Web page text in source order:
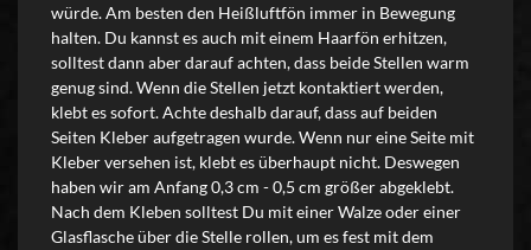
würde. Am besten den Heißluftfön immer in Bewegung
halten. Du kannst es auch mit einem Haarfön erhitzen,
solltest dann aber darauf achten, dass beide Stellen warm
genug sind. Wenn die Stellen jetzt kontaktiert werden,
klebt es sofort. Achte deshalb darauf, dass auf beiden
Seiten Kleber aufgetragen wurde. Wenn nur eine Seite mit
Kleber versehen ist, klebt es überhaupt nicht. Deswegen
haben wir am Anfang 0,3 cm - 0,5 cm größer abgeklebt.
Nach dem Kleben solltest Du mit einer Walze oder einer
Glasflasche über die Stelle rollen, um es fest mit dem